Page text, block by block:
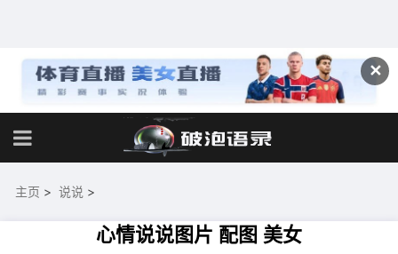
✕
主页 > 说说 >
心情说说图片 配图 美女